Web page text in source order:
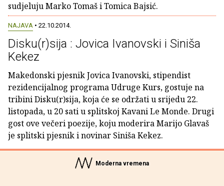
sudjeluju Marko Tomaš i Tomica Bajsić.
NAJAVA • 22.10.2014.
Disku(r)sija : Jovica Ivanovski i Siniša
Kekez
Makedonski pjesnik Jovica Ivanovski, stipendist
rezidencijalnog programa Udruge Kurs, gostuje na
tribini Disku(r)sija, koja će se održati u srijedu 22.
listopada, u 20 sati u splitskoj Kavani Le Monde. Drugi
gost ove večeri poezije, koju moderira Marijo Glavaš
je splitski pjesnik i novinar Siniša Kekez.
Moderna vremena